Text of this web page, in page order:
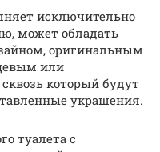
исключительно
может обладать
оригинальным
или
который будут
украшения.
туалета с